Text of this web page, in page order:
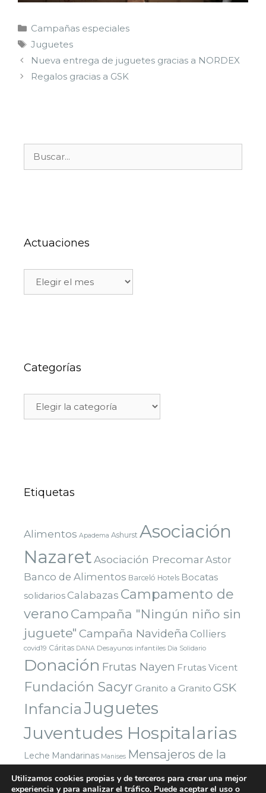
Campañas especiales
Juguetes
Nueva entrega de juguetes gracias a NORDEX
Regalos gracias a GSK
Actuaciones
Categorías
Etiquetas
Alimentos Apadema Ashurst Asociación
NazaretAsociación PrecomarAstor
Banco de Alimentos Barceló Hotels Bocatas
solidarios Calabazas Campamento de
verano Campaña "Ningún niño sin
juguete" Campaña Navideña Colliers
covid19 Cáritas DANA Desayunos infantiles Dia Solidario
Donación Frutas Nayen Frutas Vicent
Fundación Sacyr Granito a Granito GSK
InfanciaJuguetes
Juventudes Hospitalarias
Leche Mandarinas Manises Mensajeros de la
Paz Montealto Navidad Nazaret Paradigma Digital
Utilizamos cookies propias y de terceros para crear una mejor
experiencia y para analizar el tráfico. Puede aceptar el uso o